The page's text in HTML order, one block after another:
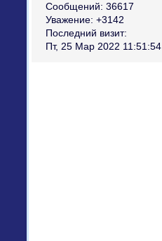
Сообщений: 36617
Уважение: +3142
Последний визит:
Пт, 25 Мар 2022 11:51:54